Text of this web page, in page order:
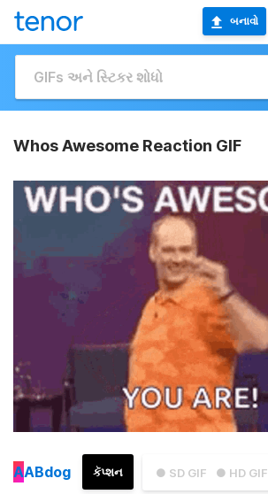
બનાવો
Whos Awesome Reaction GIF
● SD GIF ● HD GIF
કૅપ્શન
AABdog